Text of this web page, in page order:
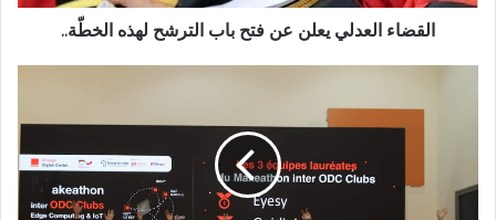
القضاء العدلي يعلن عن فتح باب الترشح لهذه الخطّة..